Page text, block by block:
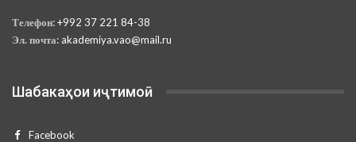
Телефон:+992 37 221 84-38
Эл. почта: akademiya.vao@mail.ru
Шабакаҳои иҷтимоӣ
Facebook